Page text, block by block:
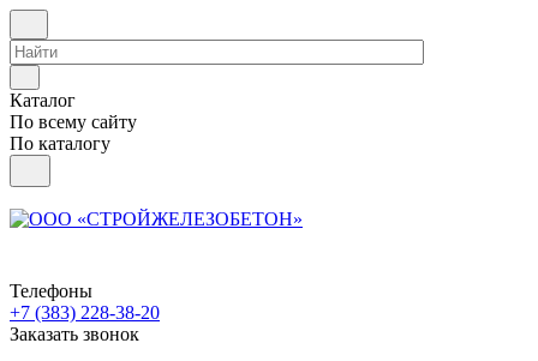
Каталог
По всему сайту
По каталогу
Телефоны
+7 (383) 228-38-20
Заказать звонок